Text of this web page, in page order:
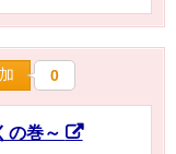
0
の巻～